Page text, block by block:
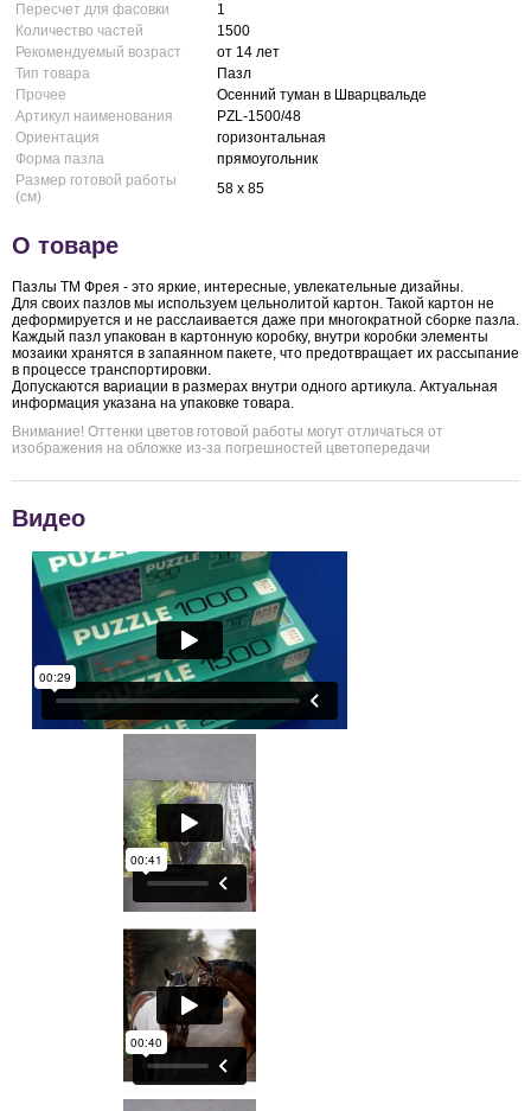
Пересчет для фасовки
1
Количество частей
1500
Рекомендуемый возраст
от 14 лет
Тип товара
Пазл
Прочее
Осенний туман в Шварцвальде
Артикул наименования
PZL-1500/48
Ориентация
горизонтальная
Форма пазла
прямоугольник
Размер готовой работы
(см)
58 x 85
О товаре
Пазлы ТМ Фрея - это яркие, интересные, увлекательные дизайны.
Для своих пазлов мы используем цельнолитой картон. Такой картон не
деформируется и не расслаивается даже при многократной сборке пазла.
Каждый пазл упакован в картонную коробку, внутри коробки элементы
мозаики хранятся в запаянном пакете, что предотвращает их рассыпание
в процессе транспортировки.
Допускаются вариации в размерах внутри одного артикула. Актуальная
информация указана на упаковке товара.
Внимание! Оттенки цветов готовой работы могут отличаться от
изображения на обложке из-за погрешностей цветопередачи
Видео